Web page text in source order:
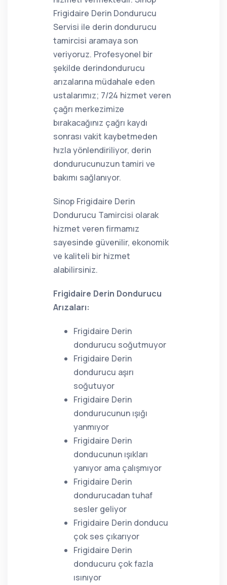
Frigidaire Derin Dondurucu
Servisi ile derin dondurucu
tamircisi aramaya son
veriyoruz. Profesyonel bir
şekilde derindondurucu
arızalarına müdahale eden
ustalarımız; 7/24 hizmet veren
çağrı merkezimize
bırakacağınız çağrı kaydı
sonrası vakit kaybetmeden
hızla yönlendiriliyor, derin
dondurucunuzun tamiri ve
bakımı sağlanıyor.
Sinop Frigidaire Derin
Dondurucu Tamircisi olarak
hizmet veren firmamız
sayesinde güvenilir, ekonomik
ve kaliteli bir hizmet
alabilirsiniz.
Frigidaire Derin Dondurucu
Arızaları:
Frigidaire Derin
dondurucu soğutmuyor
Frigidaire Derin
dondurucu aşırı
soğutuyor
Frigidaire Derin
dondurucunun ışığı
yanmıyor
Frigidaire Derin
donducunun ışıkları
yanıyor ama çalışmıyor
Frigidaire Derin
dondurucadan tuhaf
sesler geliyor
Frigidaire Derin donducu
çok ses çıkarıyor
Frigidaire Derin
donducuru çok fazla
ısınıyor